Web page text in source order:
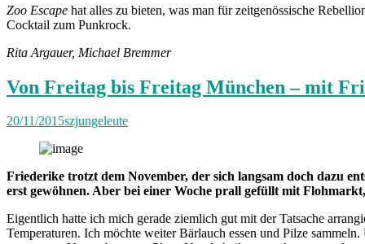
Zoo Escape hat alles zu bieten, was man für zeitgenössische
Cocktail zum Punkrock.
Rita Argauer, Michael Bremmer
Von Freitag bis Freitag München – mit
20/11/2015szjungeleute
Friederike trotzt dem November, der sich langsam doch dazu
erst gewöhnen. Aber bei einer Woche prall gefüllt mit
Eigentlich hatte ich mich gerade ziemlich gut mit der Tatsache
Temperaturen. Ich möchte weiter Bärlauch essen und Pilze